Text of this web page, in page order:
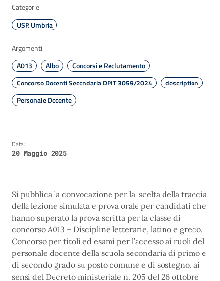
Categorie
USR Umbria
Argomenti
A013
Albo
Concorsi e Reclutamento
Concorso Docenti Secondaria DPIT 3059/2024
description
Personale Docente
Data:
20 Maggio 2025
Si pubblica la convocazione per la scelta della traccia
della lezione simulata e prova orale per candidati che
hanno superato la prova scritta per la classe di
concorso A013 – Discipline letterarie, latino e greco.
Concorso per titoli ed esami per l’accesso ai ruoli del
personale docente della scuola secondaria di primo e
di secondo grado su posto comune e di sostegno, ai
sensi del Decreto ministeriale n. 205 del 26 ottobre